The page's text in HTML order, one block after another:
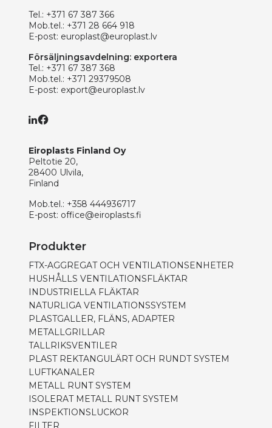
Tel.: +371 67 387 366
Mob.tel.: +371 28 664 918
E-post: europlast@europlast.lv
Försäljningsavdelning: exportera
Tel.: +371 67 387 368
Mob.tel.: +371 29379508
E-post: export@europlast.lv
Eiroplasts Finland Oy
Peltotie 20,
28400 Ulvila,
Finland
Mob.tel.: +358 444936717
E-post: office@eiroplasts.fi
Produkter
FTX-AGGREGAT OCH VENTILATIONSENHETER
HUSHÅLLS VENTILATIONSFLÄKTAR
INDUSTRIELLA FLÄKTAR
NATURLIGA VENTILATIONSSYSTEM
PLASTGALLER, FLÄNS, ADAPTER
METALLGRILLAR
TALLRIKSVENTILER
PLAST REKTANGULÄRT OCH RUNDT SYSTEM
LUFTKANALER
METALL RUNT SYSTEM
ISOLERAT METALL RUNT SYSTEM
INSPEKTIONSLUCKOR
FILTER